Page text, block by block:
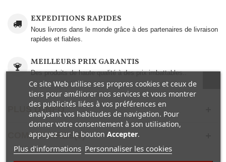
EXPEDITIONS RAPIDES
Nous livrons dans le monde grâce à des partenaires de livraison
rapides et fiables.
MEILLEURS PRIX GARANTIS
Des produits de haute qualité à des prix imbattables..
PLUS D'INFO
COMENTAIRES(0)
Ce site Web utilise ses propres cookies et ceux de
tiers pour améliorer nos services et vous montrer
des publicités liées à vos préférences en
analysant vos habitudes de navigation. Pour
donner votre consentement à son utilisation,
appuyez sur le bouton Accepter.
Plus d'informations Personnaliser les cookies